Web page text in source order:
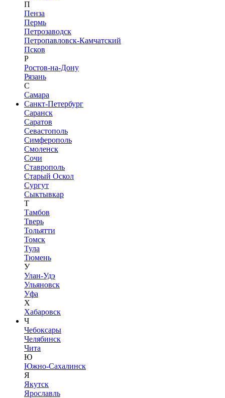
П
Пенза
Пермь
Петрозаводск
Петропавловск-Камчатский
Псков
Р
Ростов-на-Дону
Рязань
С
Самара
Санкт-Петербург
Саранск
Саратов
Севастополь
Симферополь
Смоленск
Сочи
Ставрополь
Старый Оскол
Сургут
Сыктывкар
Т
Тамбов
Тверь
Тольятти
Томск
Тула
Тюмень
У
Улан-Удэ
Ульяновск
Уфа
Х
Хабаровск
Ч
Чебоксары
Челябинск
Чита
Ю
Южно-Сахалинск
Я
Якутск
Ярославль